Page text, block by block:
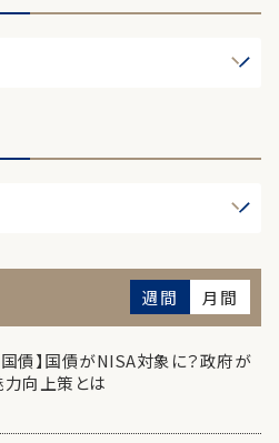
週間 月間
債】国債がNISA対象に？政府が
向上策とは